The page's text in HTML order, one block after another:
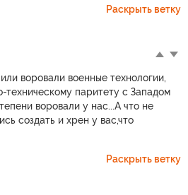
Раскрыть ветку
воровали военные технологии,
техническому паритету с Западом
воровали у нас...А что не
создать и хрен у вас,что
Раскрыть ветку